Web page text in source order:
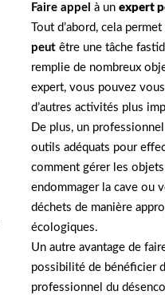
Faire appel à un expert
Tout d’abord, cela
peut être une tâche
remplie de nombreux
expert, vous pouvez
d’autres activités plus
De plus, un
outils adéquats pour
comment gérer les
endommager la cave ou
déchets de manière
écologiques.
Un autre avantage de
possibilité de bénéficier
professionnel du